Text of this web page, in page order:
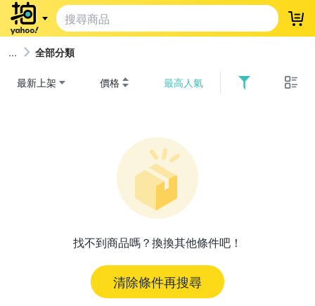
登
全部分類
最新上架 價格 最高人氣
找不到商品嗎？換換其他條件吧！
清除條件再搜尋